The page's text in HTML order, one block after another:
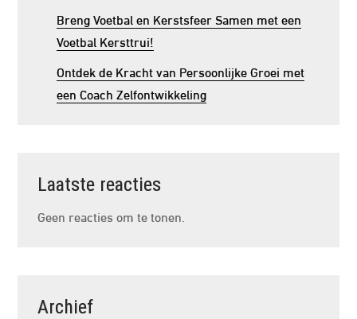
Breng Voetbal en Kerstsfeer Samen met een
Voetbal Kersttrui!
Ontdek de Kracht van Persoonlijke Groei met
een Coach Zelfontwikkeling
Laatste reacties
Geen reacties om te tonen.
Archief